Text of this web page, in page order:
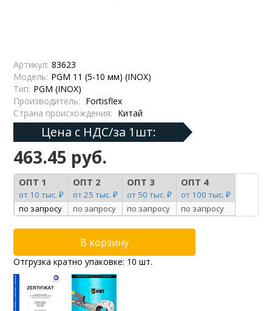
Артикул: 83623
Модель: PGМ 11 (5-10 мм) (INOX)
Тип: PGM (INOX)
Производитель: Fortisflex
Страна происхождения: Китай
Цена с НДС/за 1шт:
463.45 руб.
ОПТ 1
от 10 тыс. ₽
ОПТ 2
от 25 тыс. ₽
ОПТ 3
от 50 тыс. ₽
ОПТ 4
от 100 тыс. ₽
по запросу
по запросу по запросу по запросу
Отгрузка кратно упаковке: 10 шт.